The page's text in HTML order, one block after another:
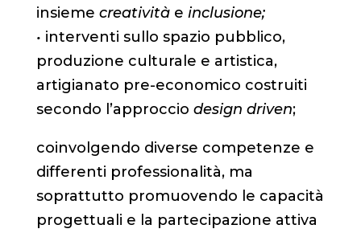
insieme creativitàe inclusione;
• interventi sullo spazio pubblico,
produzione culturale e artistica,
artigianato pre-economico costruiti
secondo l’approccio design driven;
coinvolgendo diverse competenze e
differenti professionalità, ma
soprattutto promuovendo le capacità
progettuali e la partecipazione attiva